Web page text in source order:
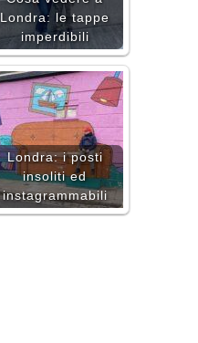
Londra: le tappe
imperdibili
Londra: i posti
insoliti ed
instagrammabili